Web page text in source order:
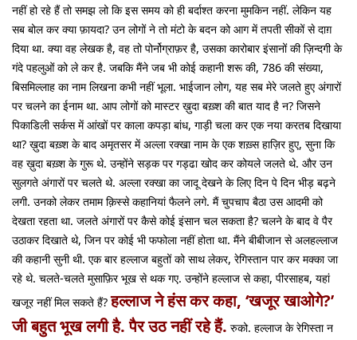
नहीं हो रहे हैं तो समझ लो कि इस समय को ही बर्दाश्त करना मुमकिन नहीं. लेकिन यह
सब बोल कर क्या फ़ायदा? उन लोगों ने तो मंटो के बदन को आग में तपती सीकों से दाग़
दिया था. क्या वह लेखक है, वह तो पोर्नोग्राफ़र है, उसका कारोबार इंसानों की ज़िन्दगी के
गंदे पहलुओं को ले कर है. जबकि मैंने जब भी कोई कहानी शरू की, 786 की संख्या,
बिसमिल्लाह का नाम लिखना कभी नहीं भूला. भाईजान लोग, यह सब मेरे जलते हुए अंगारों
पर चलने का ईनाम था. आप लोगों को मास्टर ख़ुदा बख़्श की बात याद है न? जिसने
पिकाडिली सर्कस में आंखों पर काला कपड़ा बांध, गाड़ी चला कर एक नया करतब दिखाया
था? ख़ुदा बख़्श के बाद अमृतसर में अल्ला रक्खा नाम के एक शख़्स हाज़िर हुए, सुना कि
वह ख़ुदा बख़्श के गुरू थे. उन्होंने सड़क पर गड्ढा खोद कर कोयले जलते थे. और उन
सुलगते अंगारों पर चलते थे. अल्ला रक्खा का जादू देखने के लिए दिन पे दिन भीड़ बढ़ने
लगी. उनको लेकर तमाम क़िस्से कहानियां फैलने लगे. मैं चुपचाप बैठा उस आदमी को
देखता रहता था. जलते अंगारों पर कैसे कोई इंसान चल सकता है? चलने के बाद वे पैर
उठाकर दिखाते थे, जिन पर कोई भी फफोला नहीं होता था. मैंने बीबीजान से अलहल्लाज
की कहानी सुनी थी. एक बार हल्लाज बहुतों को साथ लेकर, रेगिस्तान पार कर मक्का जा
रहे थे. चलते-चलते मुसाफ़िर भूख से थक गए. उन्होंने हल्लाज से कहा, पीरसाहब, यहां
खजूर नहीं मिल सकते हैं?हल्लाज ने हंस कर कहा, ‘खजूर खाओगे?’
जी बहुत भूख लगी है. पैर उठ नहीं रहे हैं. रुको. हल्लाज के रेगिस्ता न